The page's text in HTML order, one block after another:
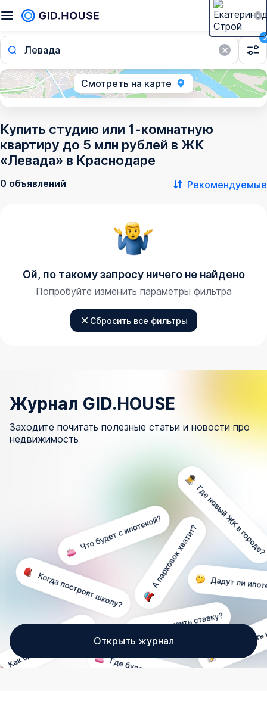
Левада
2
Смотреть на карте
Купить студию или 1-комнатную
квартиру до 5 млн рублей в ЖК
«Левада» в Краснодаре
0 объявлений Рекомендуемые
Ой, по такому запросу ничего не найдено
Попробуйте изменить параметры фильтра
Сбросить все фильтры
Журнал GID.HOUSE
Заходите почитать полезные статьи и новости про
недвижимость
Открыть журнал